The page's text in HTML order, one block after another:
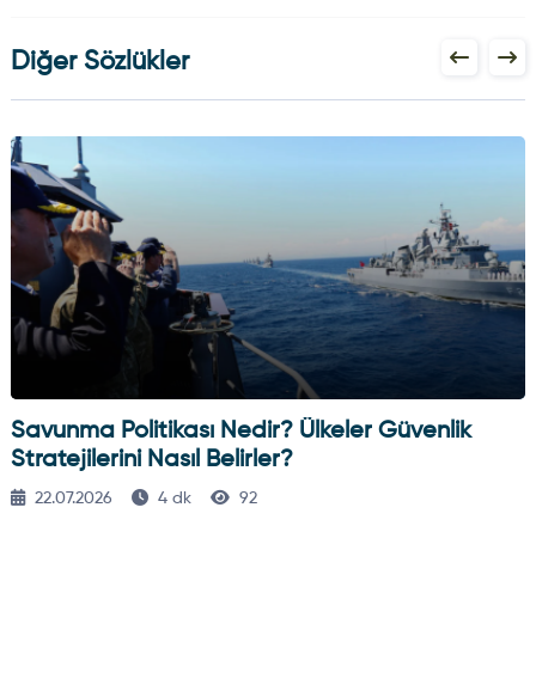
Diğer Sözlükler
Savunma Politikası Nedir? Ülkeler Güvenlik
Stratejilerini Nasıl Belirler?
22.07.2026 4 dk 92